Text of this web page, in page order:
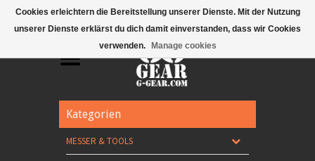
Mobile Menu
Kategorien
MESSER & TOOLS
Cookies erleichtern die Bereitstellung unserer Dienste. Mit der Nutzung
unserer Dienste erklärst du dich damit einverstanden, dass wir Cookies
verwenden.
Manage cookies